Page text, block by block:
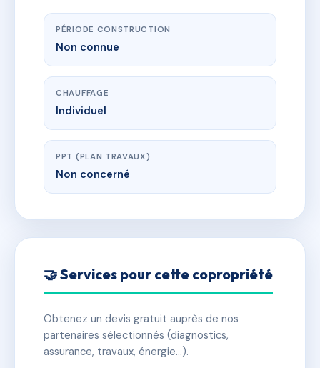
PÉRIODE CONSTRUCTION
Non connue
CHAUFFAGE
Individuel
PPT (PLAN TRAVAUX)
Non concerné
🤝 Services pour cette copropriété
Obtenez un devis gratuit auprès de nos
partenaires sélectionnés (diagnostics,
assurance, travaux, énergie…).